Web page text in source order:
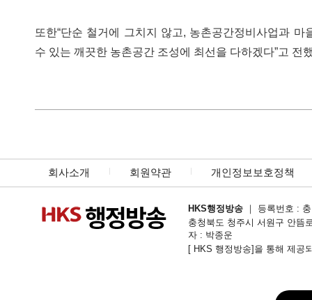
또한“단순 철거에 그치지 않고, 농촌공간정비사업과
수 있는 깨끗한 농촌공간 조성에 최선을 다하겠다”고 전
회사소개 회원약관 개인정보보호정책
HKS행정방송 ｜ 등록번호 :
충청북도 청주시 서원구 안뜸
자 : 박종운
[ HKS 행정방송]을 통해 제공